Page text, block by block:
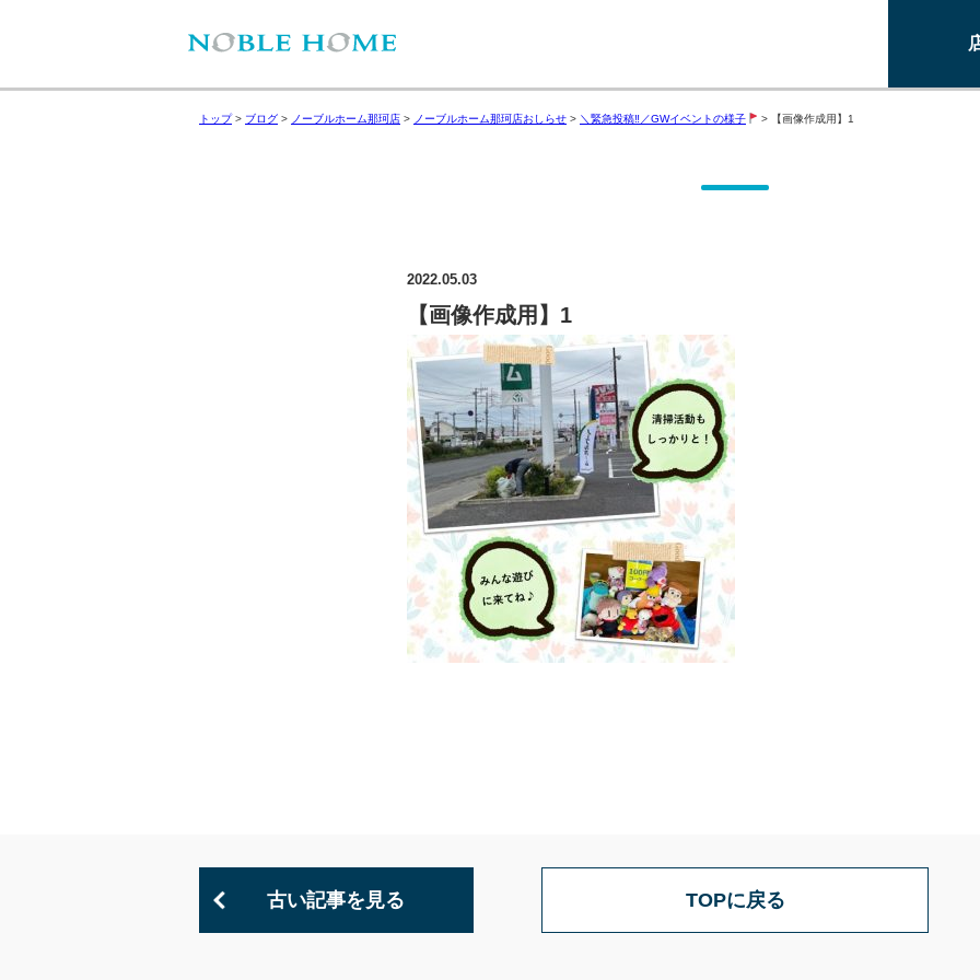
トップ> ブログ > ノーブルホーム那珂店 > ノーブルホーム那珂店おしらせ > ＼緊急投稿‼／GWイベントの様子 > 【画像作成用】1
2022.05.03
【画像作成用】1
古い記事を見る TOPに戻る